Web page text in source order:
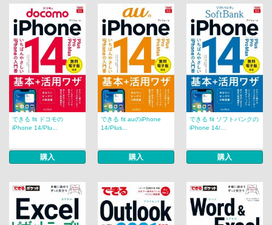
できる fit ドコモの
iPhone 14/Plu...
購入
できる fit auのiPhone
14/Plus...
購入
できる fit ソフトバンクの
iPhone 14/...
購入